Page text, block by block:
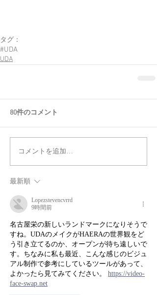
タグ：
#UDA
UDA
80件のコメント
コメントを追加…
最新順
Lopezstevencvrrd
9時間前
名古屋栄の新しいランドマークになりそうで
すね。UDAのメイクがHAERAの世界観をど
う引き立てるのか、オープンが待ち遠しいで
す。ちなみに私も最近、こんな感じのビジュ
アル制作で参考にしているツールがあって、
よかったら見てみてください。 https://video-
face-swap.net